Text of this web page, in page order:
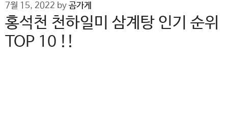
7월 15, 2022 by 곰가게
홍석천 천하일미 삼계탕 인기 순위
TOP 10 !!